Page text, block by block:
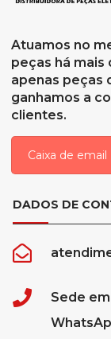
Atuamos no
peças há mais
apenas peças
ganhamos a
clientes.
Caixa de
DADOS DE
Sede em